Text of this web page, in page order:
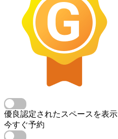
優良認定されたスペースを表示
今すぐ予約